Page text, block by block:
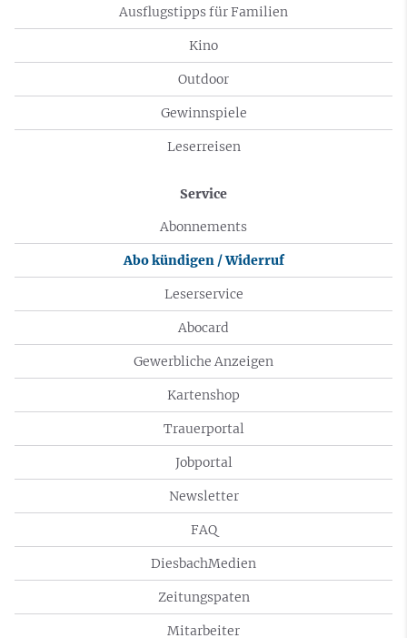
Ausflugstipps für Familien
Kino
Outdoor
Gewinnspiele
Leserreisen
Service
Abonnements
Abo kündigen / Widerruf
Leserservice
Abocard
Gewerbliche Anzeigen
Kartenshop
Trauerportal
Jobportal
Newsletter
FAQ
DiesbachMedien
Zeitungspaten
Mitarbeiter